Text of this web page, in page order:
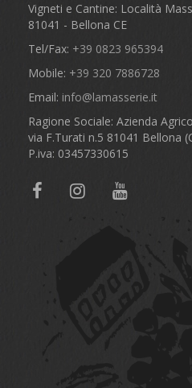
Vigneti e Cantine: Località
81041 - Bellona CE
Tel/Fax: +39 0823 965394
Mobile: +39 320 7886728
Email: info@lamasserie.it
Ragione Sociale: Azienda
via F.Turati n.5 81041 Bellona
P.iva: 03457330615